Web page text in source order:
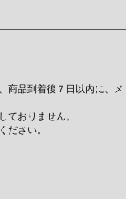
商品到着後７日以内に、メ
ておりません。
ださい。